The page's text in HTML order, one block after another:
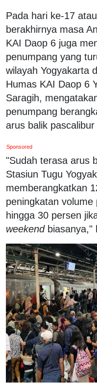
Pada hari ke-17
berakhirnya masa
KAI Daop 6 juga
penumpang yang
wilayah Yogyakarta
Humas KAI Daop 6
Saragih,
penumpang
arus balik pascalibur
Sponsored
"Sudah terasa arus
Stasiun Tugu
memberangkatkan
peningkatan
hingga 30 persen
weekendbiasanya,"